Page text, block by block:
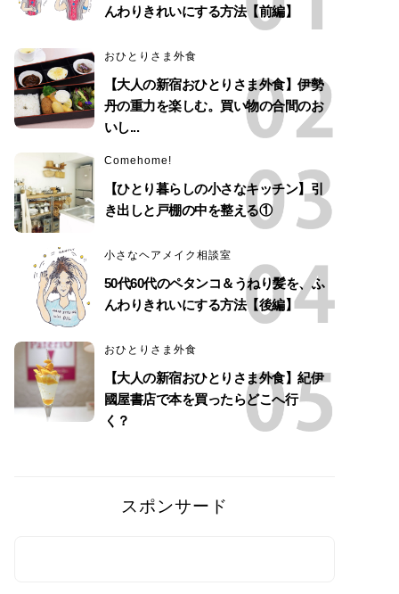
んわりきれいにする方法【前編】
おひとりさま外食
【大人の新宿おひとりさま外食】伊勢
丹の重力を楽しむ。買い物の合間のお
いし...
Comehome!
【ひとり暮らしの小さなキッチン】引
き出しと戸棚の中を整える①
小さなヘアメイク相談室
50代60代のペタンコ＆うねり髪を、ふ
んわりきれいにする方法【後編】
おひとりさま外食
【大人の新宿おひとりさま外食】紀伊
國屋書店で本を買ったらどこへ行
く？
スポンサード